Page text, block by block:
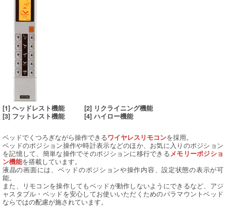
[1] ヘッドレスト機能 [2] リクライニング機能
[3] フットレスト機能 [4] ハイロー機能
ベッドでくつろぎながら操作できるワイヤレスリモコンを採用。
ベッドのポジション操作や時計表示などのほか、お気に入りのポジション
を記憶して、簡単な操作でそのポジションに移行できるメモリーポジショ
ン機能を搭載しています。
液晶の画面には、ベッドのポジションや操作内容、設定状態の表示が可
能。
また、リモコンを操作してもベッドが動作しないようにできるなど、アジ
ャスタブル・ベッドを安心してお使いいただくためのパラマウントベッド
ならではの配慮が施されています。